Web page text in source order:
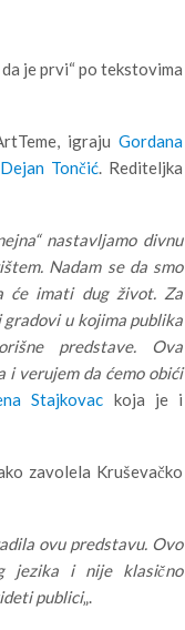
je prvi“ po tekstovima
igrajuGordana
Dejan Tončić. Rediteljka
nastavljamo divnu
Nadam se da smo
će imati dug život. Za
u kojima publika
predstave. Ova
i verujem da ćemo obići
Stajkovac koja je i
zavolela Kruševačko
ovu predstavu. Ovo
jezika i nije klasično
publici„.